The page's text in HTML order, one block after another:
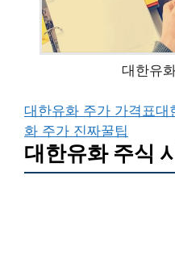
대한유
대한유화 주가 가격표대
화 주가 진짜꿀팁
대한유화 주식